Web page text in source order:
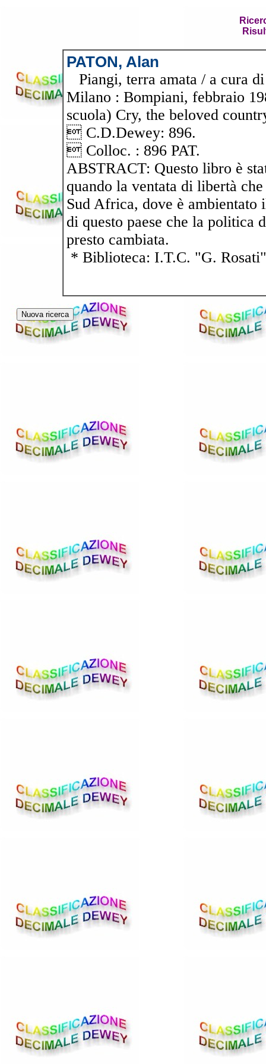
PATON, Alan
Piangi, terra amata / a cura
Milano : Bompiani, febbraio
scuola) Cry, the beloved
 C.D.Dewey: 896.
 Colloc. : 896 PAT.
ABSTRACT: Questo libro è
quando la ventata di libertà
Sud Africa, dove è ambientato
di questo paese che la politica
presto cambiata.
* Biblioteca: I.T.C. "G. Rosati"